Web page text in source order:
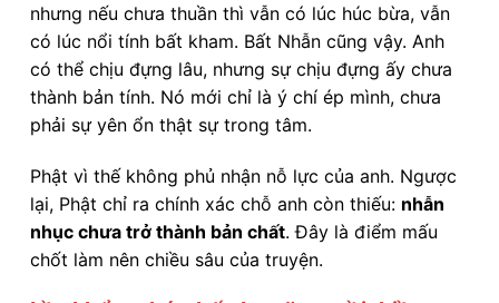
nhưng nếu chưa thuần thì vẫn có lúc húc bừa, vẫn
có lúc nổi tính bất kham. Bất Nhẫn cũng vậy. Anh
có thể chịu đựng lâu, nhưng sự chịu đựng ấy chưa
thành bản tính. Nó mới chỉ là ý chí ép mình, chưa
phải sự yên ổn thật sự trong tâm.
Phật vì thế không phủ nhận nỗ lực của anh. Ngược
lại, Phật chỉ ra chính xác chỗ anh còn thiếu: nhẫn
nhục chưa trở thành bản chất. Đây là điểm mấu
chốt làm nên chiều sâu của truyện.